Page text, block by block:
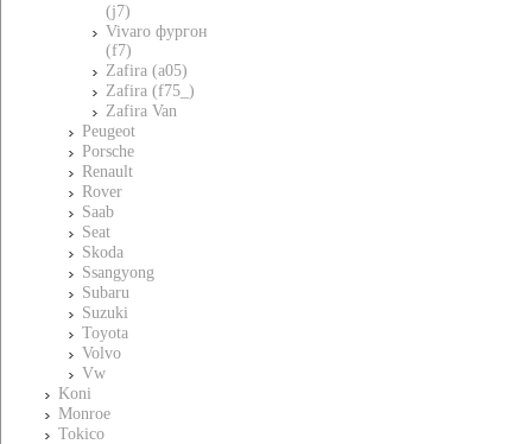
(j7)
Vivaro фургон
(f7)
Zafira (a05)
Zafira (f75_)
Zafira Van
Peugeot
Porsche
Renault
Rover
Saab
Seat
Skoda
Ssangyong
Subaru
Suzuki
Toyota
Volvo
Vw
Koni
Monroe
Tokico